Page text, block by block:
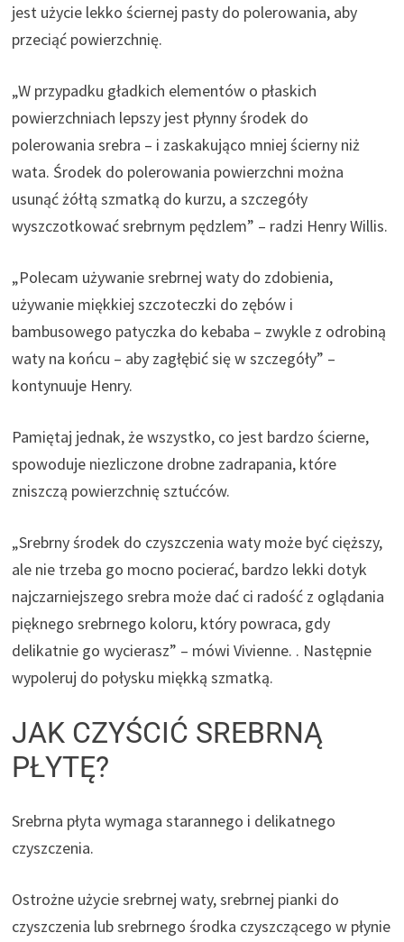
jest użycie lekko ściernej pasty do polerowania, aby
przeciąć powierzchnię.
„W przypadku gładkich elementów o płaskich
powierzchniach lepszy jest płynny środek do
polerowania srebra – i zaskakująco mniej ścierny niż
wata. Środek do polerowania powierzchni można
usunąć żółtą szmatką do kurzu, a szczegóły
wyszczotkować srebrnym pędzlem” – radzi Henry Willis.
„Polecam używanie srebrnej waty do zdobienia,
używanie miękkiej szczoteczki do zębów i
bambusowego patyczka do kebaba – zwykle z odrobiną
waty na końcu – aby zagłębić się w szczegóły” –
kontynuuje Henry.
Pamiętaj jednak, że wszystko, co jest bardzo ścierne,
spowoduje niezliczone drobne zadrapania, które
zniszczą powierzchnię sztućców.
„Srebrny środek do czyszczenia waty może być cięższy,
ale nie trzeba go mocno pocierać, bardzo lekki dotyk
najczarniejszego srebra może dać ci radość z oglądania
pięknego srebrnego koloru, który powraca, gdy
delikatnie go wycierasz” – mówi Vivienne. . Następnie
wypoleruj do połysku miękką szmatką.
JAK CZYŚCIĆ SREBRNĄ
PŁYTĘ?
Srebrna płyta wymaga starannego i delikatnego
czyszczenia.
Ostrożne użycie srebrnej waty, srebrnej pianki do
czyszczenia lub srebrnego środka czyszczącego w płynie